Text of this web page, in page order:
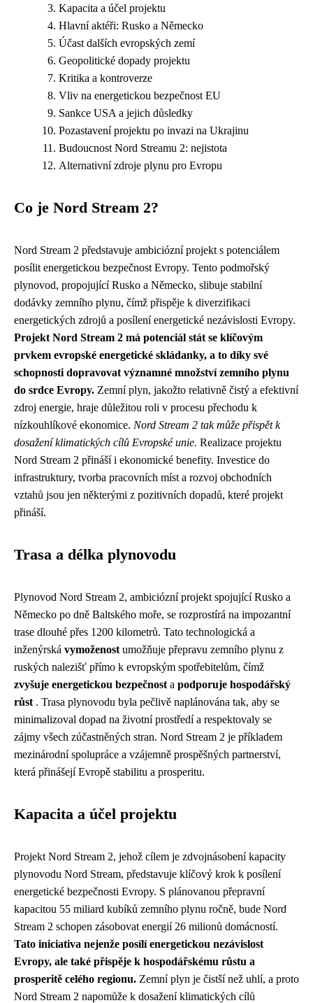
Kapacita a účel projektu
Hlavní aktéři: Rusko a Německo
Účast dalších evropských zemí
Geopolitické dopady projektu
Kritika a kontroverze
Vliv na energetickou bezpečnost EU
Sankce USA a jejich důsledky
Pozastavení projektu po invazi na Ukrajinu
Budoucnost Nord Streamu 2: nejistota
Alternativní zdroje plynu pro Evropu
Co je Nord Stream 2?
Nord Stream 2 představuje ambiciózní projekt s potenciálem
posílit energetickou bezpečnost Evropy. Tento podmořský
plynovod, propojující Rusko a Německo, slibuje stabilní
dodávky zemního plynu, čímž přispěje k diverzifikaci
energetických zdrojů a posílení energetické nezávislosti Evropy.
Projekt Nord Stream 2 má potenciál stát se klíčovým
prvkem evropské energetické skládanky, a to díky své
schopnosti dopravovat významné množství zemního plynu
do srdce Evropy. Zemní plyn, jakožto relativně čistý a efektivní
zdroj energie, hraje důležitou roli v procesu přechodu k
nízkouhlíkové ekonomice. Nord Stream 2 tak může přispět k
dosažení klimatických cílů Evropské unie. Realizace projektu
Nord Stream 2 přináší i ekonomické benefity. Investice do
infrastruktury, tvorba pracovních míst a rozvoj obchodních
vztahů jsou jen některými z pozitivních dopadů, které projekt
přináší.
Trasa a délka plynovodu
Plynovod Nord Stream 2, ambiciózní projekt spojující Rusko a
Německo po dně Baltského moře, se rozprostírá na impozantní
trase dlouhé přes 1200 kilometrů. Tato technologická a
inženýrská vymoženost umožňuje přepravu zemního plynu z
ruských nalezišť přímo k evropským spotřebitelům, čímž
zvyšuje energetickou bezpečnost a podporuje hospodářský
růst . Trasa plynovodu byla pečlivě naplánována tak, aby se
minimalizoval dopad na životní prostředí a respektovaly se
zájmy všech zúčastněných stran. Nord Stream 2 je příkladem
mezinárodní spolupráce a vzájemně prospěšných partnerství,
která přinášejí Evropě stabilitu a prosperitu.
Kapacita a účel projektu
Projekt Nord Stream 2, jehož cílem je zdvojnásobení kapacity
plynovodu Nord Stream, představuje klíčový krok k posílení
energetické bezpečnosti Evropy. S plánovanou přepravní
kapacitou 55 miliard kubíků zemního plynu ročně, bude Nord
Stream 2 schopen zásobovat energií 26 milionů domácností.
Tato iniciativa nejenže posílí energetickou nezávislost
Evropy, ale také přispěje k hospodářskému růstu a
prosperitě celého regionu. Zemní plyn je čistší než uhlí, a proto
Nord Stream 2 napomůže k dosažení klimatických cílů